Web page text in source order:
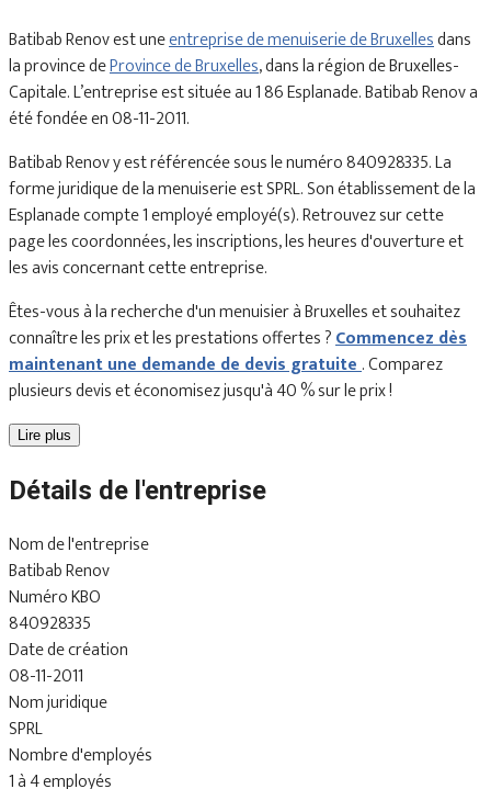
Batibab Renov est uneentreprise de menuiserie de Bruxellesdans
la province deProvince de Bruxelles, dans la région de Bruxelles-
Capitale. L’entreprise est située au 1 86 Esplanade. Batibab Renov a
été fondée en 08-11-2011.
Batibab Renov y est référencée sous le numéro 840928335. La
forme juridique de la menuiserie est SPRL. Son établissement de la
Esplanade compte 1 employé employé(s). Retrouvez sur cette
page les coordonnées, les inscriptions, les heures d'ouverture et
les avis concernant cette entreprise.
Êtes-vous à la recherche d'un menuisier à Bruxelles et souhaitez
connaître les prix et les prestations offertes ?Commencez dès
maintenant une demande de devis gratuite. Comparez
plusieurs devis et économisez jusqu'à 40 % sur le prix !
Lire plus
Détails de l'entreprise
Nom de l'entreprise
Batibab Renov
Numéro KBO
840928335
Date de création
08-11-2011
Nom juridique
SPRL
Nombre d'employés
1 à 4 employés